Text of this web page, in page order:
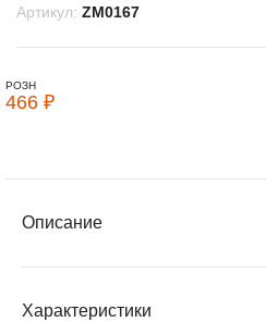
Артикул: ZM0167
РОЗН
466 ₽
Описание
Характеристики